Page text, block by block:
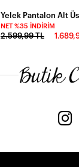
Yelek Pantalon Alt
NET %35 İNDIRIM
2.599,99 TL